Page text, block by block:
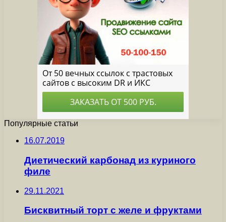
Популярные статьи
16.07.2019
Диетический карбонад из куриного
филе
29.11.2021
Бисквитный торт с желе и фруктами